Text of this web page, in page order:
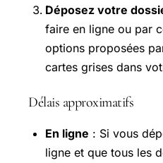
Déposez votre
faire en ligne ou par
options proposées
cartes grises dans
Délais approximatifs
En ligne : Si vous
ligne et que tous les